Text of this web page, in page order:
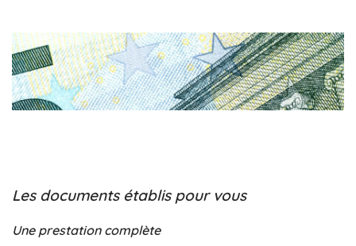
Les documents établis pour vous
Une prestation complète